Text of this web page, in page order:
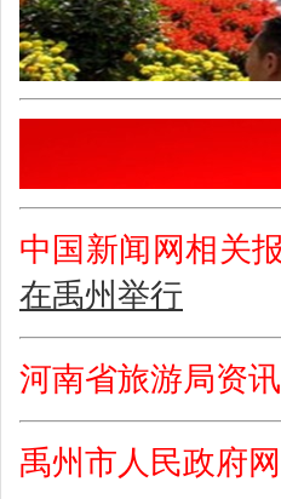
中国新闻网相关
在禹州举行
河南省旅游局资讯
禹州市人民政府网